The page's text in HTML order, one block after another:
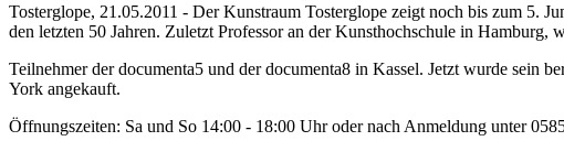
Tosterglope, 21.05.2011 - Der Kunstraum Tosterglope zeigt noch bis zum 5.
den letzten 50 Jahren. Zuletzt Professor an der Kunsthochschule in Hamburg,
Teilnehmer der documenta5 und der documenta8 in Kassel. Jetzt wurde
York angekauft.
Öffnungszeiten: Sa und So 14:00 - 18:00 Uhr oder nach Anmeldung unter